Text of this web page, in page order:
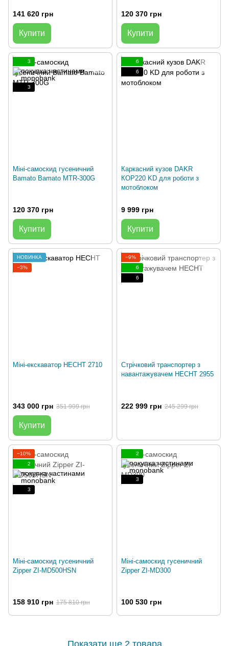
141 620 грн
Купити
120 370 грн
Купити
3
3
Міні-самоскид гусеничний
Bamato Bamato MTR-300G
120 370 грн
Купити
6
6
Каркасний кузов DAKR
КОР220 KD для роботи з
мотоблоком
9 999 грн
Купити
НОВИНКА
−3%
Міні-екскаватор HECHT 2710
343 000 грн 351 999 грн
Купити
−9%
6
6
Стрічковий транспортер з
навантажувачем HECHT 2955
222 999 грн 245 299 грн
−10%
2
3
Міні-самоскид гусеничний
Zipper ZI-MD500HSN
158 910 грн 175 810 грн
2
3
Міні-самоскид гусеничний
Zipper ZI-MD300
100 530 грн